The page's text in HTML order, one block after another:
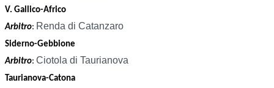
V. Gallico-Africo
Arbitro: Renda di Catanzaro
Siderno-Gebbione
Arbitro: Ciotola di Taurianova
Taurianova-Catona